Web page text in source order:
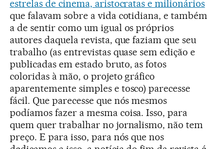
estrelas de cinema, aristocratas e milionários
que falavam sobre a vida cotidiana, e também
a de sentir como um igual os próprios
autores daquela revista, que faziam que seu
trabalho (as entrevistas quase sem edição e
publicadas em estado bruto, as fotos
coloridas à mão, o projeto gráfico
aparentemente simples e tosco) parecesse
fácil. Que parecesse que nós mesmos
podíamos fazer a mesma coisa. Isso, para
quem quer trabalhar no jornalismo, não tem
preço. E para isso, para nós que nos